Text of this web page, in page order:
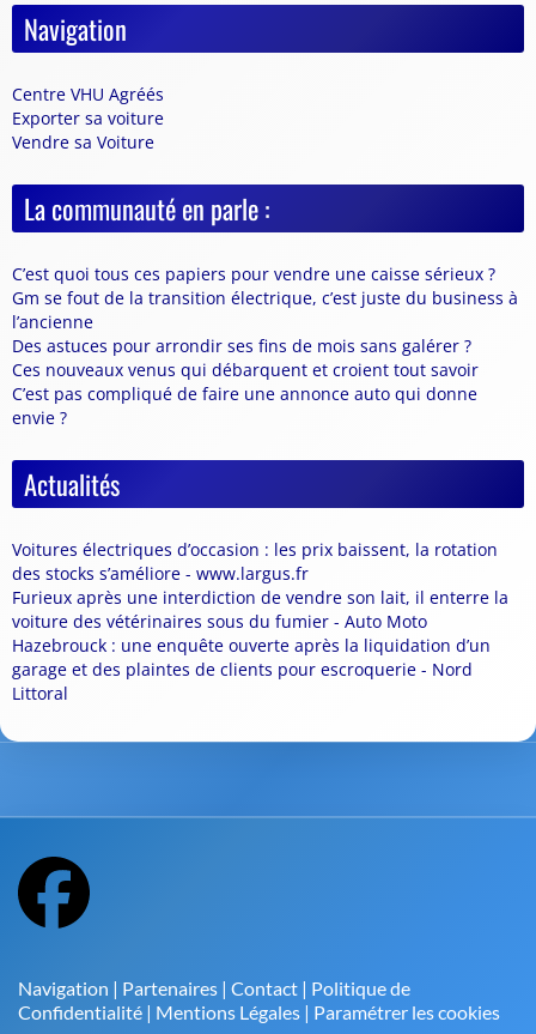
Navigation
Centre VHU Agréés
Exporter sa voiture
Vendre sa Voiture
La communauté en parle :
C’est quoi tous ces papiers pour vendre une caisse sérieux ?
Gm se fout de la transition électrique, c’est juste du business à
l’ancienne
Des astuces pour arrondir ses fins de mois sans galérer ?
Ces nouveaux venus qui débarquent et croient tout savoir
C’est pas compliqué de faire une annonce auto qui donne
envie ?
Actualités
Voitures électriques d’occasion : les prix baissent, la rotation
des stocks s’améliore - www.largus.fr
Furieux après une interdiction de vendre son lait, il enterre la
voiture des vétérinaires sous du fumier - Auto Moto
Hazebrouck : une enquête ouverte après la liquidation d’un
garage et des plaintes de clients pour escroquerie - Nord
Littoral
Navigation | Partenaires | Contact | Politique de
Confidentialité | Mentions Légales | Paramétrer les cookies